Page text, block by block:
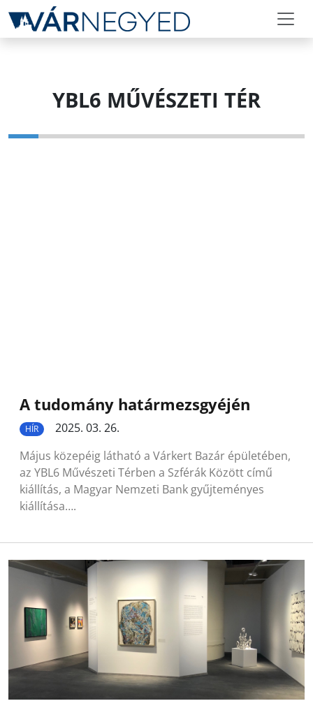
YBL6 MŰVÉSZETI TÉR
A tudomány határmezsgyéjén
HÍR
2025. 03. 26.
Május közepéig látható a Várkert Bazár épületében,
az YBL6 Művészeti Térben a Szférák Között című
kiállítás, a Magyar Nemzeti Bank gyűjteményes
kiállítása….